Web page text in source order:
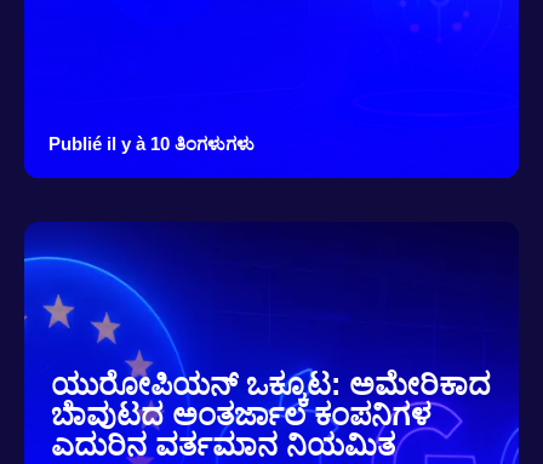
Publié il y à 10 ತಿಂಗಳುಗಳು
ಯುರೋಪಿಯನ್ ಒಕ್ಕೂಟ: ಅಮೇರಿಕಾದ
ಬೆಾವುಟದ ಅಂತರ್ಜಾಲ ಕಂಪನಿಗಳ
ಎದುರಿನ ವರ್ತಮಾನ ನಿಯಮಿತ